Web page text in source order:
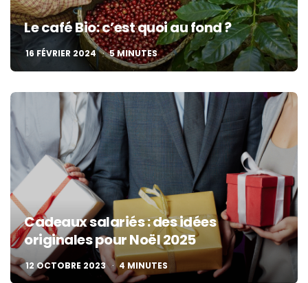
Le café Bio: c’est quoi au fond ?
16 FÉVRIER 2024 5MINUTES
Cadeaux salariés : des idées
originales pour Noël 2025
12 OCTOBRE 2023 4 MINUTES